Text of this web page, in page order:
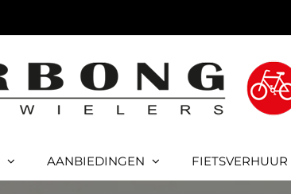
AANBIEDINGEN FIETSVERHUUR